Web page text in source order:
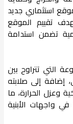
استثماري جديد
تقييم الموقع
تضمن استدامة
التي تتراوح بين
إضافة إلى صلابته
وعزل الحرارة، ما
واجهات الأبنية